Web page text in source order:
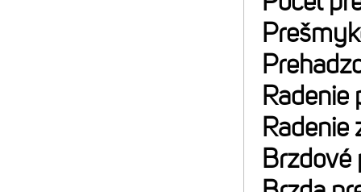
Radenie
Radenie